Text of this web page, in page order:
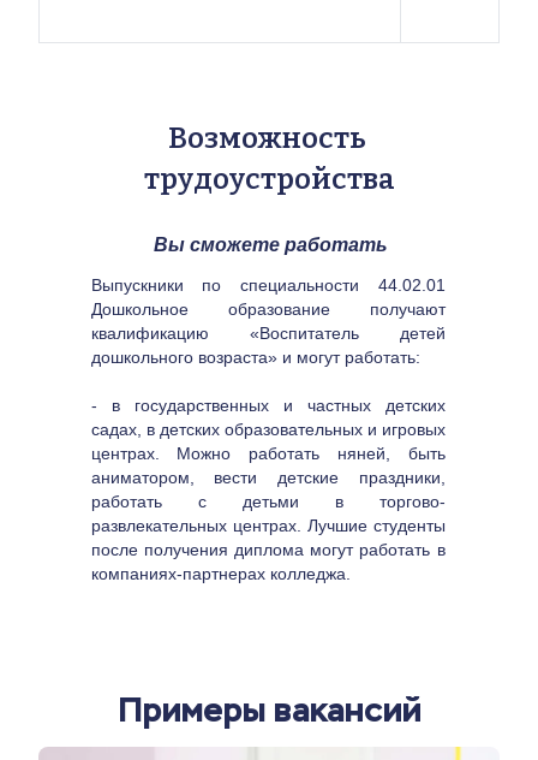
Возможность
трудоустройства
Вы сможете работать
Выпускники по специальности 44.02.01
Дошкольное образование получают
квалификацию «Воспитатель детей
дошкольного возраста» и могут работать:
- в государственных и частных детских
садах, в детских образовательных и игровых
центрах. Можно работать няней, быть
аниматором, вести детские праздники,
работать с детьми в торгово-
развлекательных центрах. Лучшие студенты
после получения диплома могут работать в
компаниях-партнерах колледжа.
Примеры вакансий